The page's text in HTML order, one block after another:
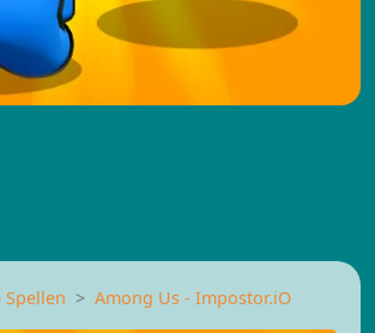
Spellen Among Us - Impostor.iO